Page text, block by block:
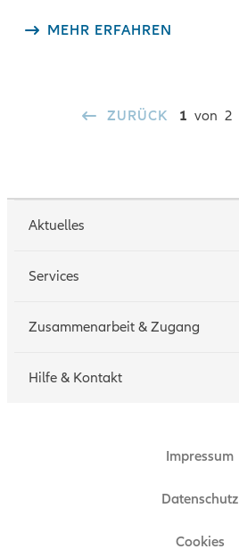
MEHR ERFAHREN
ZURÜCK 1 von 2
Aktuelles
Services
Tarifrechner
Zusammenarbeit & Zugang
Geschäftspartner werden
Hilfe & Kontakt
Impressum
Datenschutz
Cookies